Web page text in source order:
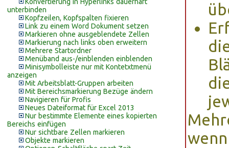
unterbinden
Kopfzeilen, Kopfspalten fixieren
Link zu einem Word Dokument setzen
Markieren ohne ausgeblendete Zellen
Markierung nach links oben erweitern
Mehrere Startordner
Menüband aus-/einblenden einblenden
Minisymbolleiste nur mit Kontetxtmenü
anzeigen
Mit Arbeitsblatt-Gruppen arbeiten
Mit Bereichsmarkierung Bezüge ändern
Navigieren für Profis
Neues Dateiformat für Excel 2013
Nur bestimmte Elemente eines kopierten
Bereichs einfügen
Nur sichtbare Zellen markieren
Objekte markieren